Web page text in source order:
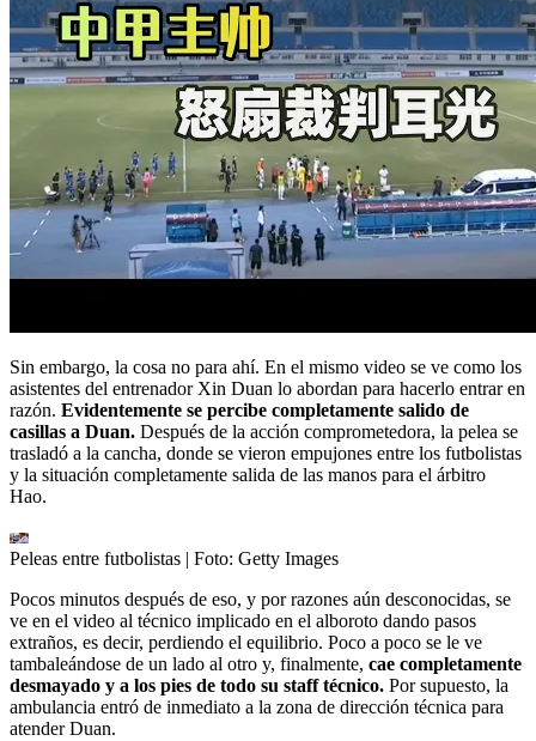
Sin embargo, la cosa no para ahí. En el mismo video se ve como los
asistentes del entrenador Xin Duan lo abordan para hacerlo entrar en
razón. Evidentemente se percibe completamente salido de
casillas a Duan. Después de la acción comprometedora, la pelea se
trasladó a la cancha, donde se vieron empujones entre los futbolistas
y la situación completamente salida de las manos para el árbitro
Hao.
Peleas entre futbolistas | Foto: Getty Images
Pocos minutos después de eso, y por razones aún desconocidas, se
ve en el video al técnico implicado en el alboroto dando pasos
extraños, es decir, perdiendo el equilibrio. Poco a poco se le ve
tambaleándose de un lado al otro y, finalmente, cae completamente
desmayado y a los pies de todo su staff técnico. Por supuesto, la
ambulancia entró de inmediato a la zona de dirección técnica para
atender Duan.